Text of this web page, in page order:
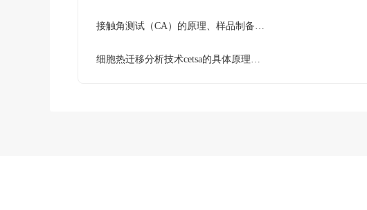
接触角测试（CA）的原理、样品制备要求及实际应用
‌细胞热迁移分析技术cetsa的具体原理和实验流程